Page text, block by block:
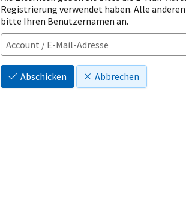
Registrierung verwendet haben. Alle
bitte Ihren Benutzernamen an.
Abschicken Abbrechen